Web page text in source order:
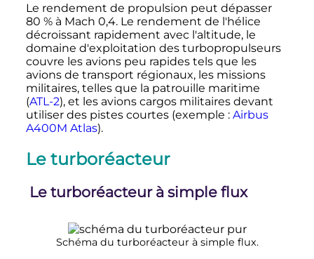
Le rendement de propulsion peut dépasser
80 % à Mach 0,4. Le rendement de l'hélice
décroissant rapidement avec l'altitude, le
domaine d'exploitation des turbopropulseurs
couvre les avions peu rapides tels que les
avions de transport régionaux, les missions
militaires, telles que la patrouille maritime
(ATL-2), et les avions cargos militaires devant
utiliser des pistes courtes (exemple : Airbus
A400M Atlas).
Le turboréacteur
Le turboréacteur à simple flux
Schéma du turboréacteur à simple flux.